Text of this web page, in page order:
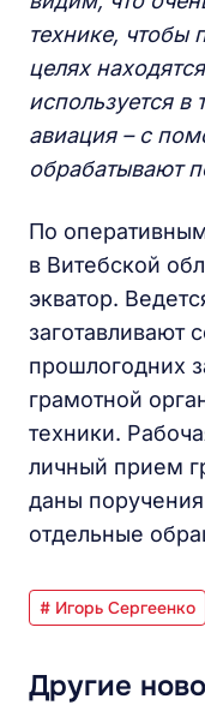
технике, чтобы
целях
используется в
авиация – с
обрабатывают
По
в Витебской
экватор.
прошлогодних
грамотной
техники.
личный прием
даны
отдельные
# Игорь Сергеенко
Другие